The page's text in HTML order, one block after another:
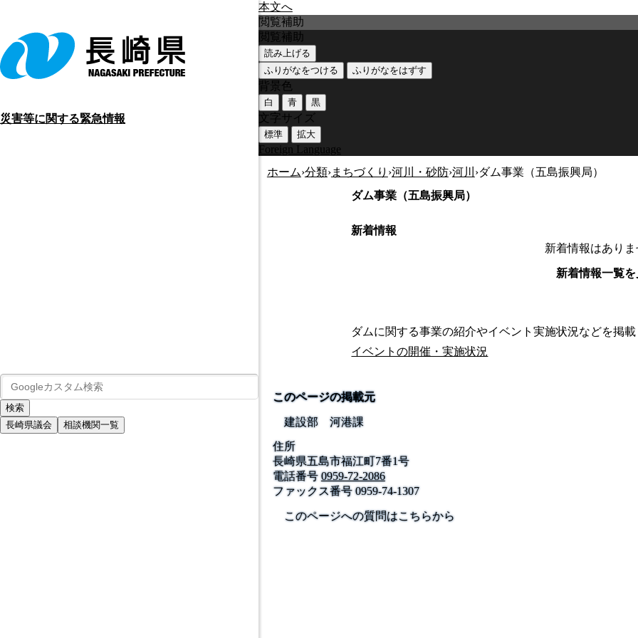
本文へ
災害等に関する緊急情報
長崎県議会 相談機関一覧
閲覧補助
閲覧補助
読み上げる
ふりがなをつける
ふりがなをはずす
背景色
白 青 黒
文字サイズ
標準 拡大
Foreign Language
ホーム›分類›まちづくり ›河川・砂防›河川 ›ダム事業（五島振興局）
ダム事業（五島振興局）
新着情報
新着情報はあり
新着情報一覧
ダムに関する事業の紹介やイベント実施状況などを掲
イベントの開催・実施状況
このページの掲載元
建設部 河港課
住所
長崎県五島市福江町7番1号
電話番号 0959-72-2086
ファックス番号0959-74-1307
このページへの質問はこちらから
公式SNS
このサイトについて
長崎県庁